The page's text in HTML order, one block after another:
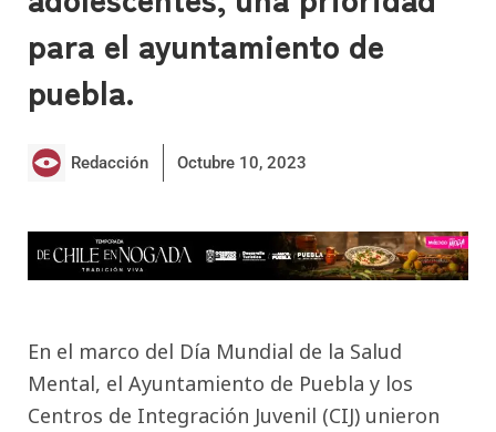
para el ayuntamiento de
puebla.
Redacción Octubre 10, 2023
En el marco del Día Mundial de la Salud
Mental, el Ayuntamiento de Puebla y los
Centros de Integración Juvenil (CIJ) unieron